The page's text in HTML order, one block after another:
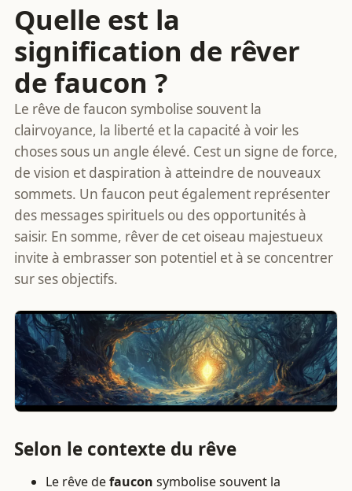
Quelle est la
signification de rêver
de faucon ?
Le rêve de faucon symbolise souvent la
clairvoyance, la liberté et la capacité à voir les
choses sous un angle élevé. Cest un signe de force,
de vision et daspiration à atteindre de nouveaux
sommets. Un faucon peut également représenter
des messages spirituels ou des opportunités à
saisir. En somme, rêver de cet oiseau majestueux
invite à embrasser son potentiel et à se concentrer
sur ses objectifs.
Selon le contexte du rêve
Le rêve defaucon symbolise souvent la